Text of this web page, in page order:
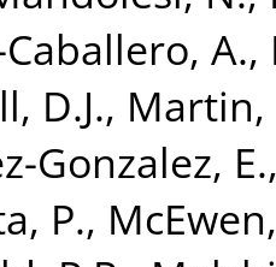
A.,
D.J., Martin,
Gonzalez, E.
P.,